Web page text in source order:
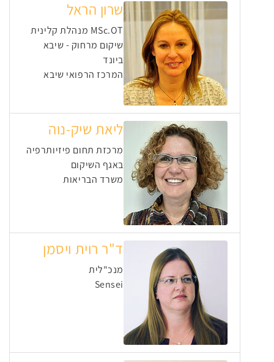
שרון הראל
MSc.OT מנהלת קלינית
שיקום מרחוק - שיבא
ביונד
המרכז הרפואי שיבא
ליאת שיק-נוה
מרכזת תחום פיזיותרפיה
באגף השיקום
משרד הבריאות
ד"ר רוית ויסמן
מנכ"לית
Sensei